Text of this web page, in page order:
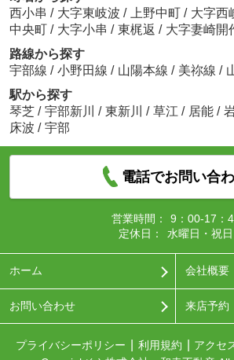
西小串 / 大字東岐波 / 上野中町 / 大字西
中央町 / 大字小串 / 東梶返 / 大字妻崎開
路線から探す
宇部線 / 小野田線 / 山陽本線 / 美祢線 /
駅から探す
琴芝 / 宇部新川 / 東新川 / 草江 / 居能 /
床波 / 宇部
電話でお問い合
営業時間：
9：00-17：
定休日：
水曜日・祝日
ホーム 会社概要
お問い合わせ 来店予約
プライバシーポリシー 利用規約 アクセ